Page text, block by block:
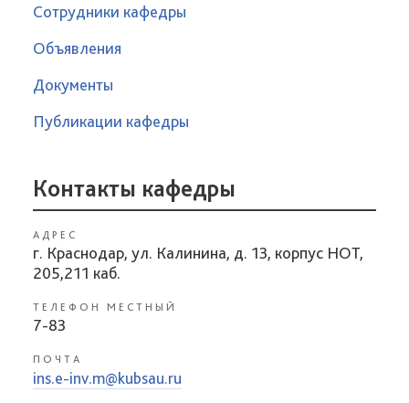
Сотрудники кафедры
Объявления
Документы
Публикации кафедры
Контакты кафедры
АДРЕС
г. Краснодар, ул. Калинина, д. 13, корпус НОТ,
205,211 каб.
ТЕЛЕФОН МЕСТНЫЙ
7-83
ПОЧТА
ins.e-inv.m@kubsau.ru